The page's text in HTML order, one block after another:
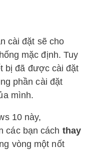
cài đặt sẽ cho
mặc định. Tuy
bị đã được cài đặt
phần cài đặt
mình.
10 này,
các bạn cách thay
vòng một nốt